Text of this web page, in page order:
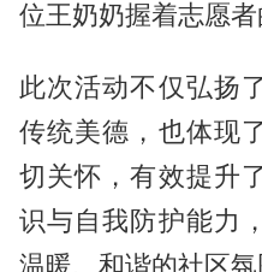
位王奶奶握着志愿者
此次活动不仅弘扬
传统美德，也体现
切关怀，有效提升
识与自我防护能力
温暖、和谐的社区氛